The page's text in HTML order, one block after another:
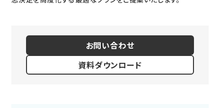
お問い合わせ
資料ダウンロード